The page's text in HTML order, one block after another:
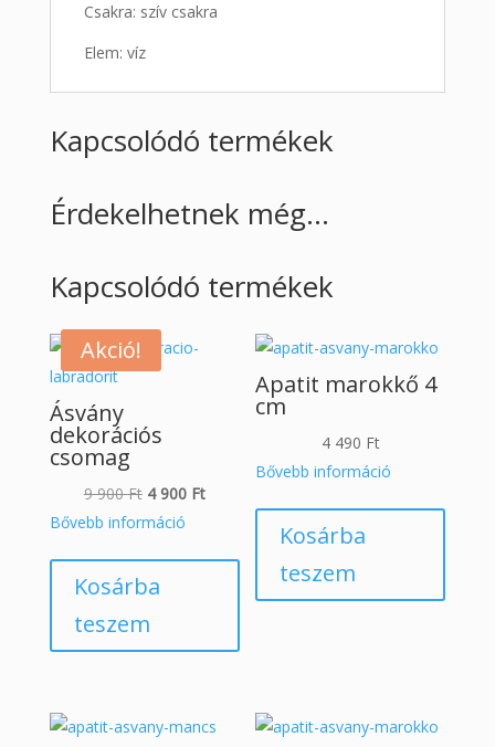
Csakra: szív csakra
Elem: víz
Kapcsolódó termékek
Érdekelhetnek még…
Kapcsolódó termékek
Akció!
Ásvány
dekorációs
csomag
9 900Ft Original
price
9
4 900 FtCurrent
Bővebb információ
Kosárba
teszem
Apatit marokkő 4
cm
4 490 Ft
Bővebb információ
Kosárba
teszem